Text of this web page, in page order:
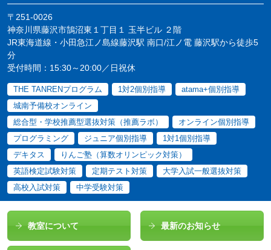
〒251-0026
神奈川県藤沢市鵠沼東１丁目１ 玉半ビル ２階
JR東海道線・小田急江ノ島線藤沢駅 南口/江ノ電 藤沢駅から徒歩5
分
受付時間：15:30～20:00／日祝休
THE TANRENプログラム 1対2個別指導
atama+個別指導
城南予備校オンライン
総合型・学校推薦型選抜対策（推薦ラボ）
オンライン個別指導
プログラミング
ジュニア個別指導
1対1個別指導
デキタス
りんご塾（算数オリンピック対策）
英語検定試験対策
定期テスト対策
大学入試一般選抜対策
高校入試対策
中学受験対策
教室について 最新のお知らせ